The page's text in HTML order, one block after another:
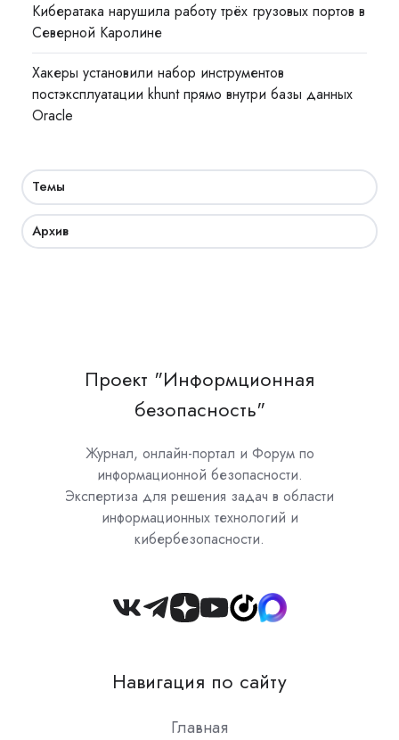
Кибератака нарушила работу трёх грузовых портов в
Северной Каролине
Хакеры установили набор инструментов
постэксплуатации khunt прямо внутри базы данных
Oracle
Темы
Архив
Проект "Информционная
безопасность"
Журнал, онлайн-портал и Форум по
информационной безопасности.
Экспертиза для решения задач в области
информационных технологий и
кибербезопасности.
Join
Slack
Навигация по сайту
Главная